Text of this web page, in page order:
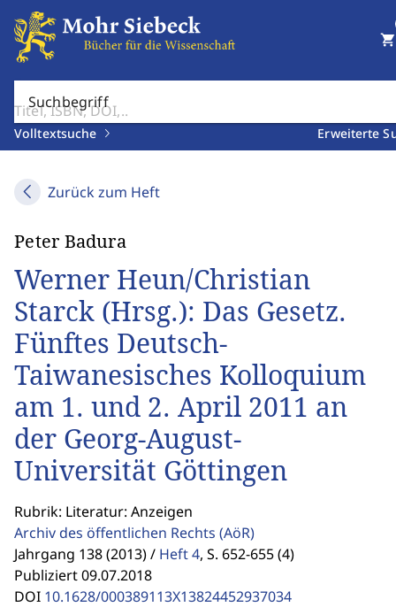
Suchbegriff
Volltextsuche Erweiterte
shopping_cart
Zurück zum Heft
Peter Badura
Werner Heun/Christian
Starck (Hrsg.): Das Gesetz.
Fünftes Deutsch-
Taiwanesisches Kolloquium
am 1. und 2. April 2011 an
der Georg-August-
Universität Göttingen
Rubrik: Literatur: Anzeigen
Archiv des öffentlichen Rechts (AöR)
Jahrgang 138 (2013) / Heft 4, S. 652-655 (4)
Publiziert 09.07.2018
DOI 10.1628/000389113X13824452937034